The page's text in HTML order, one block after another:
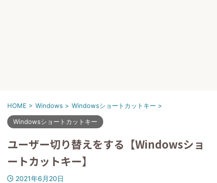
HOME > Windows > Windowsショートカットキー >
Windowsショートカットキー
ユーザー切り替えをする【Windowsショ
ートカットキー】
2021年6月20日